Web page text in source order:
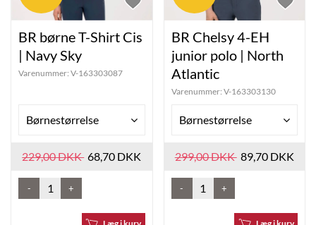
BR børne T-Shirt Cis
| Navy Sky
Varenummer: V-163303087
Børnestørrelse
229,00 DKK 68,70 DKK
- +
Læg i kurv
BR Chelsy 4-EH
junior polo | North
Atlantic
Varenummer: V-163303130
Børnestørrelse
299,00 DKK 89,70 DKK
- +
Læg i kurv